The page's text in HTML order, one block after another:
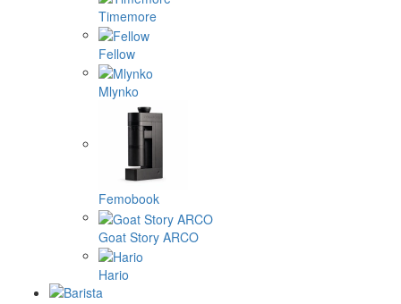
Timemore
Fellow
Mlynko
Femobook
Goat Story ARCO
Hario